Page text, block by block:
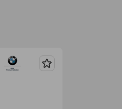
Guardar